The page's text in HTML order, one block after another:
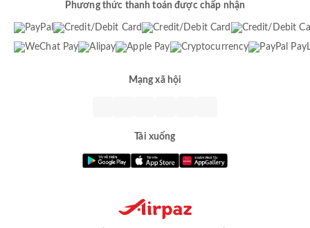
Phương thức thanh toán được chấp nhận
Mạng xã hội
Tải xuống